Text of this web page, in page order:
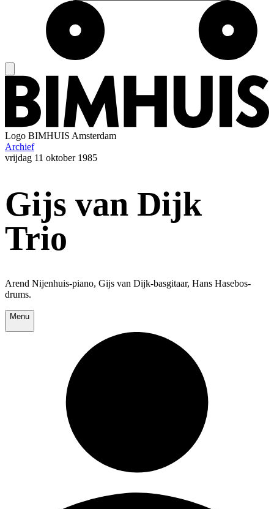
Logo BIMHUIS Amsterdam
Archief
vrijdag 11 oktober 1985
Gijs van Dijk
Trio
Arend Nijenhuis-piano, Gijs van Dijk-basgitaar, Hans Hasebos-
drums.
Menu